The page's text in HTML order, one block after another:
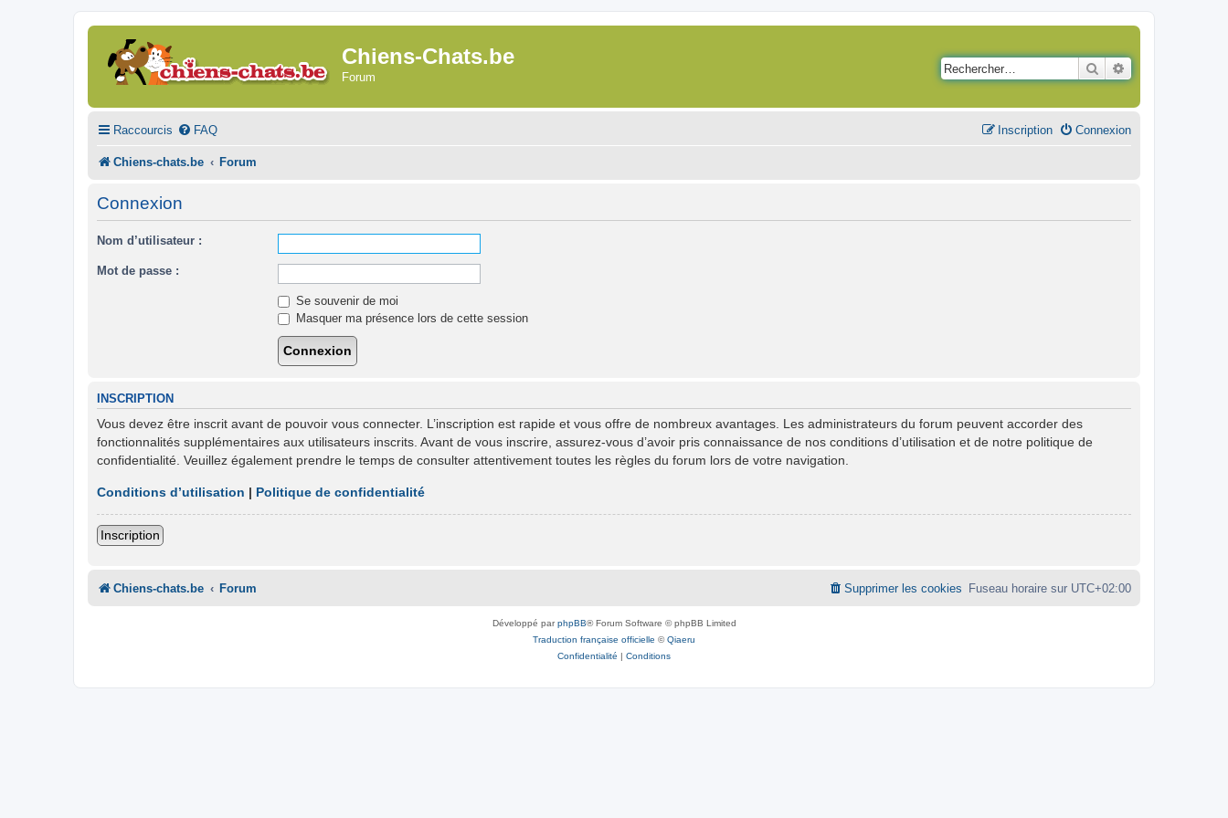
Chiens-Chats.be
Forum
Rechercher
Raccourcis FAQ Connexion
Inscription
Chiens-chats.be Forum
Connexion
Nom d’utilisateur :
Mot de passe :
Se souvenir de moi
Masquer ma présence lors de cette session
INSCRIPTION
Vous devez être inscrit avant de pouvoir vous connecter. L’inscription est rapide et vous offre de nombreux avantages. Les administrateurs du forum peuvent accorder des
fonctionnalités supplémentaires aux utilisateurs inscrits. Avant de vous inscrire, assurez-vous d’avoir pris connaissance de nos conditions d’utilisation et de notre politique de
confidentialité. Veuillez également prendre le temps de consulter attentivement toutes les règles du forum lors de votre navigation.
Conditions d’utilisation | Politique de confidentialité
Inscription
Chiens-chats.be Forum Fuseau horaire sur UTC+02:00
Supprimer les cookies
Développé parphpBB® Forum Software © phpBB Limited
Traduction française officielle ©Qiaeru
Confidentialité | Conditions